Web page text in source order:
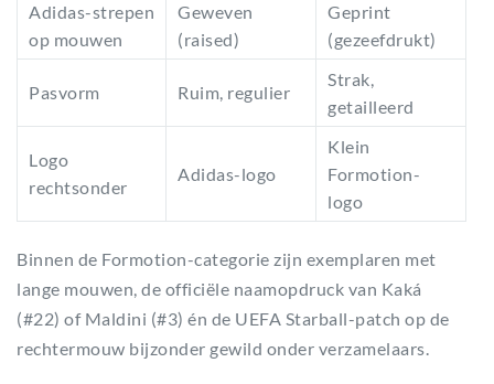
Adidas-strepen
op mouwen
Geweven
(raised)
Geprint
(gezeefdrukt)
Pasvorm Ruim, regulier
Strak,
getailleerd
Logo
rechtsonder
Adidas-logo
Klein
Formotion-
logo
Binnen de Formotion-categorie zijn exemplaren met
lange mouwen, de officiële naamopdruck van Kaká
(#22) of Maldini (#3) én de UEFA Starball-patch op de
rechtermouw bijzonder gewild onder verzamelaars.